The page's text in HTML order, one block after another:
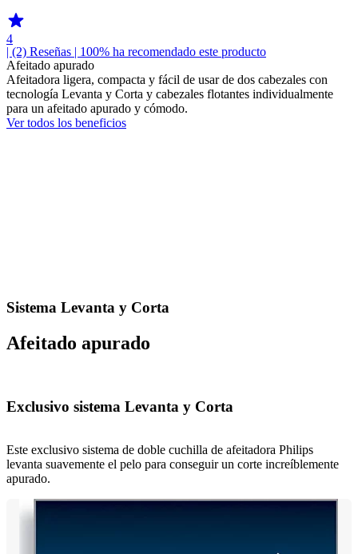
4
| (2) Reseñas | 100% ha recomendado este producto
Afeitado apurado
Afeitadora ligera, compacta y fácil de usar de dos cabezales con
tecnología Levanta y Corta y cabezales flotantes individualmente
para un afeitado apurado y cómodo.
Ver todos los beneficios
Sistema Levanta y Corta
Afeitado apurado
Exclusivo sistema Levanta y Corta
Este exclusivo sistema de doble cuchilla de afeitadora Philips
levanta suavemente el pelo para conseguir un corte increíblemente
apurado.